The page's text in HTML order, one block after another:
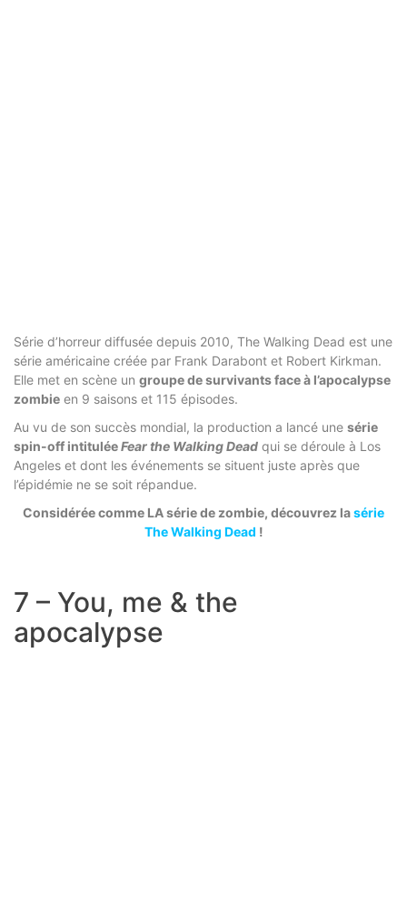
Série d’horreur diffusée depuis 2010, The Walking Dead est une
série américaine créée par Frank Darabont et Robert Kirkman.
Elle met en scène un groupe de survivants face à l’apocalypse
zombie en 9 saisons et 115 épisodes.
Au vu de son succès mondial, la production a lancé une série
spin-off intituléeFear the Walking Dead qui se déroule à Los
Angeles et dont les événements se situent juste après que
l’épidémie ne se soit répandue.
Considérée comme LA série de zombie, découvrez lasérie
The Walking Dead !
7 – You, me & the
apocalypse